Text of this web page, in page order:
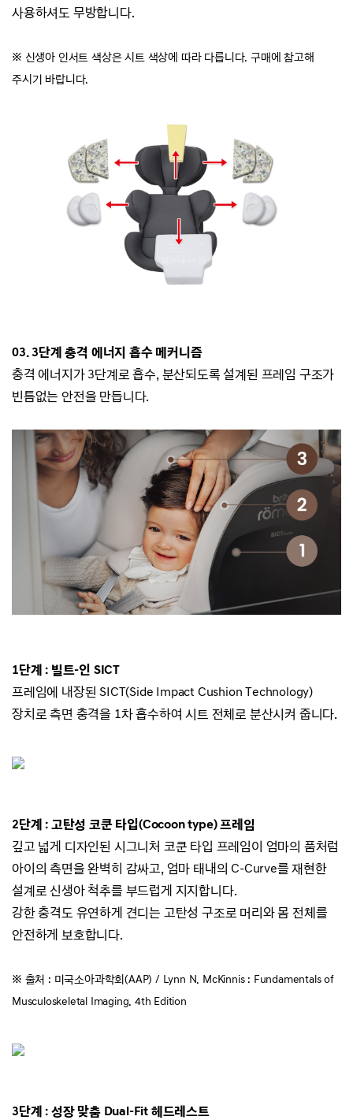
사용하셔도 무방합니다.
※ 신생아 인서트 색상은 시트 색상에 따라 다릅니다. 구매에 참고해
주시기 바랍니다.
03. 3단계 충격 에너지 흡수 메커니즘
충격 에너지가 3단계로 흡수, 분산되도록 설계된 프레임 구조가
빈틈없는 안전을 만듭니다.
1단계 : 빌트-인 SICT
프레임에 내장된 SICT(Side Impact Cushion Technology)
장치로 측면 충격을 1차 흡수하여 시트 전체로 분산시켜 줍니다.
2단계 : 고탄성 코쿤 타입(Cocoon type) 프레임
깊고 넓게 디자인된 시그니처 코쿤 타입 프레임이 엄마의 품처럼
아이의 측면을 완벽히 감싸고, 엄마 태내의 C-Curve를 재현한
설계로 신생아 척추를 부드럽게 지지합니다.
강한 충격도 유연하게 견디는 고탄성 구조로 머리와 몸 전체를
안전하게 보호합니다.
※ 출처 : 미국소아과학회(AAP) / Lynn N. McKinnis : Fundamentals of
Musculoskeletal Imaging. 4th Edition
3단계 : 성장 맞춤 Dual-Fit 헤드레스트